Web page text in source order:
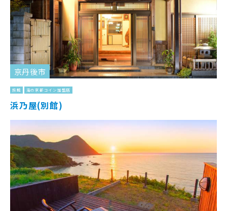
京丹後市
旅館 海の京都コイン加盟店
浜乃屋(別館)